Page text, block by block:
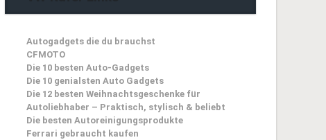
Autogadgets die du brauchst
CFMOTO
Die 10 besten Auto-Gadgets
Die 10 genialsten Auto Gadgets
Die 12 besten Weihnachtsgeschenke für
Autoliebhaber – Praktisch, stylisch & beliebt
Die besten Autoreinigungsprodukte
Ferrari gebraucht kaufen